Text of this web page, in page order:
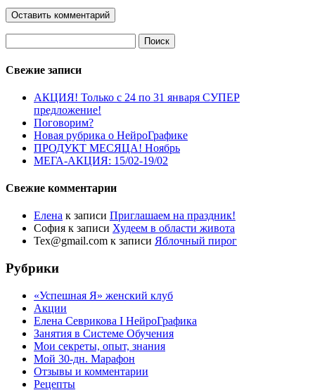
Свежие записи
АКЦИЯ! Только с 24 по 31 января СУПЕР
предложение!
Поговорим?
Новая рубрика о НейроГрафике
ПРОДУКТ МЕСЯЦА! Ноябрь
МЕГА-АКЦИЯ: 15/02-19/02
Свежие комментарии
Елена к записи Приглашаем на праздник!
София к записи Худеем в области живота
Tex@gmail.com к записи Яблочный пирог
Рубрики
«Успешная Я» женский клуб
Акции
Елена Севрикова I НейроГрафика
Занятия в Системе Обучения
Мои секреты, опыт, знания
Мой 30-дн. Марафон
Отзывы и комментарии
Рецепты